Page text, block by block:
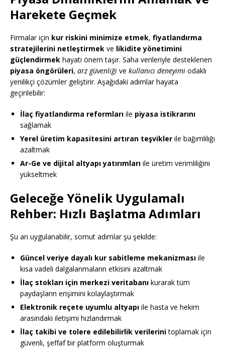
Harekete Geçmek
Firmalar için kur riskini minimize etmek, fiyatlandırma
stratejilerini netleştirmek ve likidite yönetimini
güçlendirmek hayati önem taşır. Saha verileriyle desteklenen
piyasa öngörüleri, arz güvenliği ve kullanıcı deneyimi odaklı
yenilikçi çözümler geliştirir. Aşağıdaki adımlar hayata
geçirilebilir:
İlaç fiyatlandırma reformları ile piyasa istikrarını
sağlamak
Yerel üretim kapasitesini artıran teşvikler ile bağımlılığı
azaltmak
Ar-Ge ve dijital altyapı yatırımları ile üretim verimliliğini
yükseltmek
Geleceğe Yönelik Uygulamalı
Rehber: Hızlı Başlatma Adımları
Şu an uygulanabilir, somut adımlar şu şekilde:
Güncel veriye dayalı kur sabitleme mekanizması ile
kısa vadeli dalgalanmaların etkisini azaltmak
İlaç stokları için merkezi veritabanı kurarak tüm
paydaşların erişimini kolaylaştırmak
Elektronik reçete uyumlu altyapı ile hasta ve hekim
arasındaki iletişimi hızlandırmak
İlaç takibi ve tolere edilebilirlik verilerinitoplamak için
güvenli, şeffaf bir platform oluşturmak